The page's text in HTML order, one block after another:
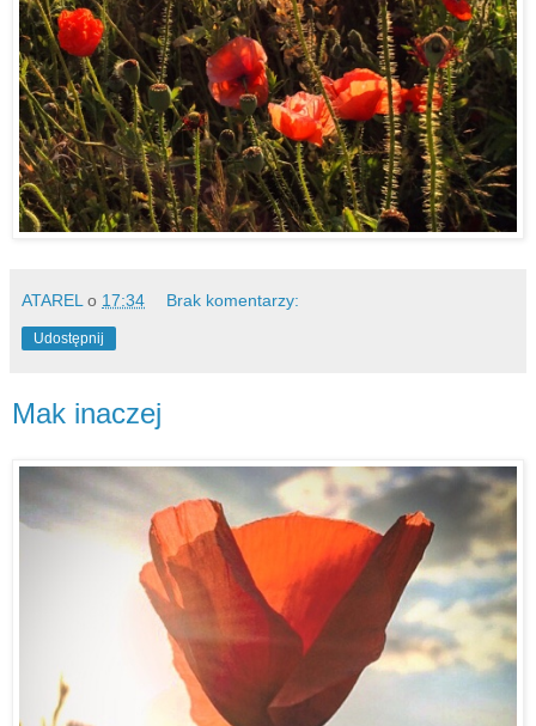
ATAREL o 17:34 Brak komentarzy:
Udostępnij
Mak inaczej